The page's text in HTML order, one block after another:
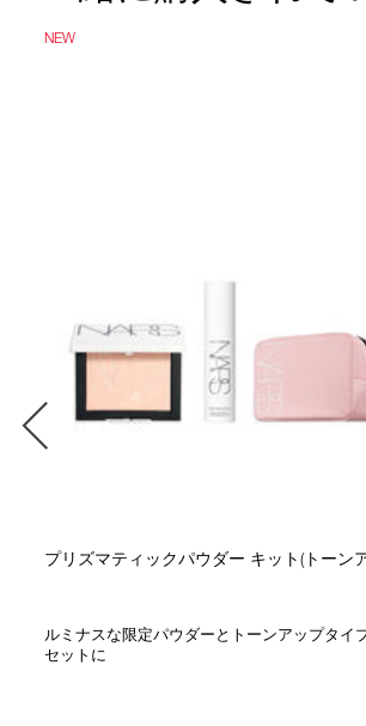
NEW
プリズマティックパウダー キット(トーン
ルミナスな限定パウダーとトーンアップタイ
セットに